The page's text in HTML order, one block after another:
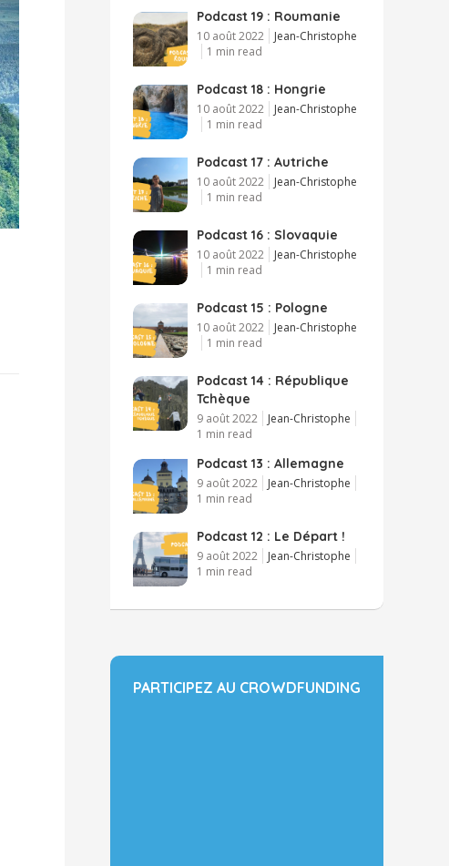
Podcast 19 : Roumanie
10 août 2022
Jean-Christophe
1 min read
Podcast 18 : Hongrie
10 août 2022
Jean-Christophe
1 min read
Podcast 17 : Autriche
10 août 2022
Jean-Christophe
1 min read
Podcast 16 : Slovaquie
10 août 2022
Jean-Christophe
1 min read
Podcast 15 : Pologne
10 août 2022
Jean-Christophe
1 min read
Podcast 14 : République
Tchèque
9 août 2022
Jean-Christophe
1 min read
Podcast 13 : Allemagne
9 août 2022
Jean-Christophe
1 min read
Podcast 12 : Le Départ !
9 août 2022
Jean-Christophe
1 min read
PARTICIPEZ AU CROWDFUNDING